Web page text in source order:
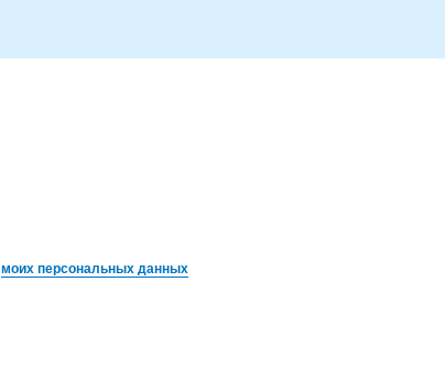
моих персональных данных